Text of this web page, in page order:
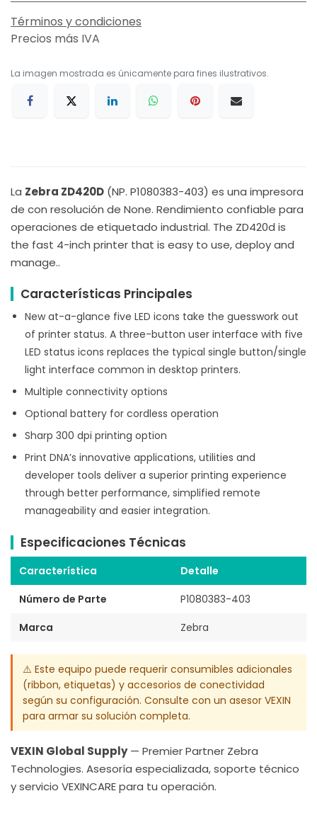
Términos y condiciones
Precios más IVA
La imagen mostrada es únicamente para fines ilustrativos.
La Zebra ZD420D (NP. P1080383-403) es una impresora
de con resolución de None. Rendimiento confiable para
operaciones de etiquetado industrial. The ZD420d is
the fast 4-inch printer that is easy to use, deploy and
manage..
Características Principales
New at-a-glance five LED icons take the guesswork out
of printer status. A three-button user interface with five
LED status icons replaces the typical single button/single
light interface common in desktop printers.
Multiple connectivity options
Optional battery for cordless operation
Sharp 300 dpi printing option
Print DNA’s innovative applications, utilities and
developer tools deliver a superior printing experience
through better performance, simplified remote
manageability and easier integration.
Especificaciones Técnicas
Característica
Detalle
Número de Parte
P1080383-403
Marca
Zebra
⚠️ Este equipo puede requerir consumibles adicionales
(ribbon, etiquetas) y accesorios de conectividad
según su configuración. Consulte con un asesor VEXIN
para armar su solución completa.
VEXIN Global Supply— Premier Partner Zebra
Technologies. Asesoría especializada, soporte técnico
y servicio VEXINCARE para tu operación.